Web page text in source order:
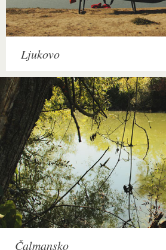
Ljukovo
Čalmansko